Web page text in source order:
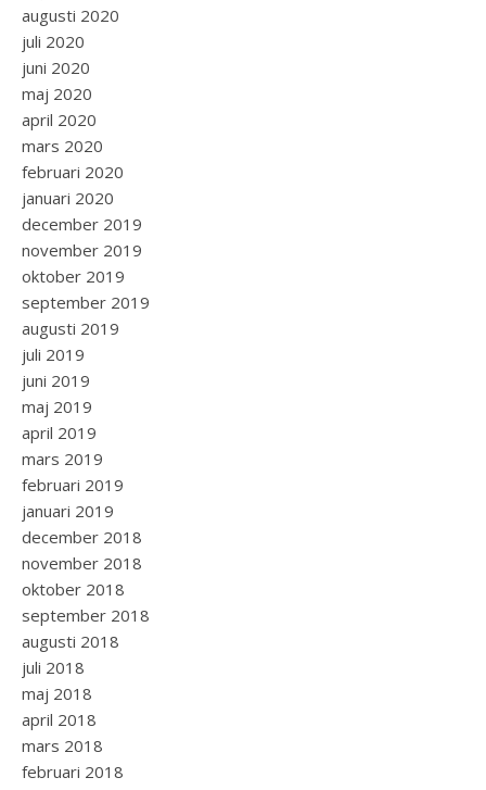
augusti 2020
juli 2020
juni 2020
maj 2020
april 2020
mars 2020
februari 2020
januari 2020
december 2019
november 2019
oktober 2019
september 2019
augusti 2019
juli 2019
juni 2019
maj 2019
april 2019
mars 2019
februari 2019
januari 2019
december 2018
november 2018
oktober 2018
september 2018
augusti 2018
juli 2018
maj 2018
april 2018
mars 2018
februari 2018